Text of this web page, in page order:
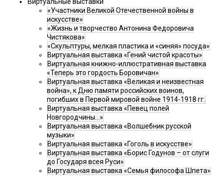
Виртуальные выставки
«Участники Великой Отечественной войны в
искусстве»
«Жизнь и творчество Антонина Федоровича
Чистякова»
«Скульптуры, мелкая пластика и «синяя» посуда»
Виртуальная выставка «Гений чистой красоты»
Виртуальная книжно-иллюстративная выставка
«Теперь это гордость Боровичан»
Виртуальная выставка «Великая и неизвестная
война», к Дню памяти российских воинов,
погибших в Первой мировой войне 1914-1918 гг.
Виртуальная выставка «Певец полей
Новгородчины…»
Виртуальная выставка «Волшебник русской
музыки»
Виртуальная выставка «Гоголь в искусстве»
Виртуальная выставка «Борис Годунов – от слуги
до Государя всея Руси»
Виртуальная выставка «Семья философа Шпета»